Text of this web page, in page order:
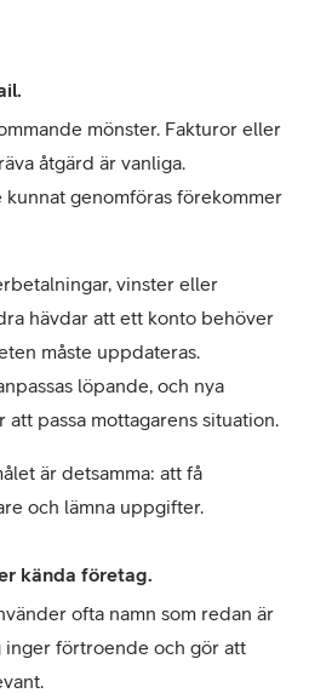
mönster. Fakturor eller
åtgärd är vanliga.
kunnat genomföras förekommer
vinster eller
hävdar att ett konto behöver
måste uppdateras.
löpande, och nya
passa mottagarens situation.
är detsamma: att få
och lämna uppgifter.
kända företag.
ofta namn som redan är
inger förtroende och gör att